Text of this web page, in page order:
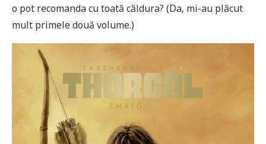
o pot recomanda cu toată căldura? (Da, mi-au plăcut
mult primele două volume.)